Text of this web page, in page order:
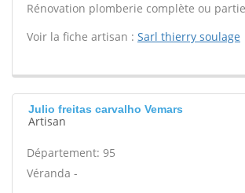
Rénovation plomberie complète ou
Voir la fiche artisan : Sarl thierry soulage
Julio freitas carvalho Vemars
Artisan
Département: 95
Véranda -